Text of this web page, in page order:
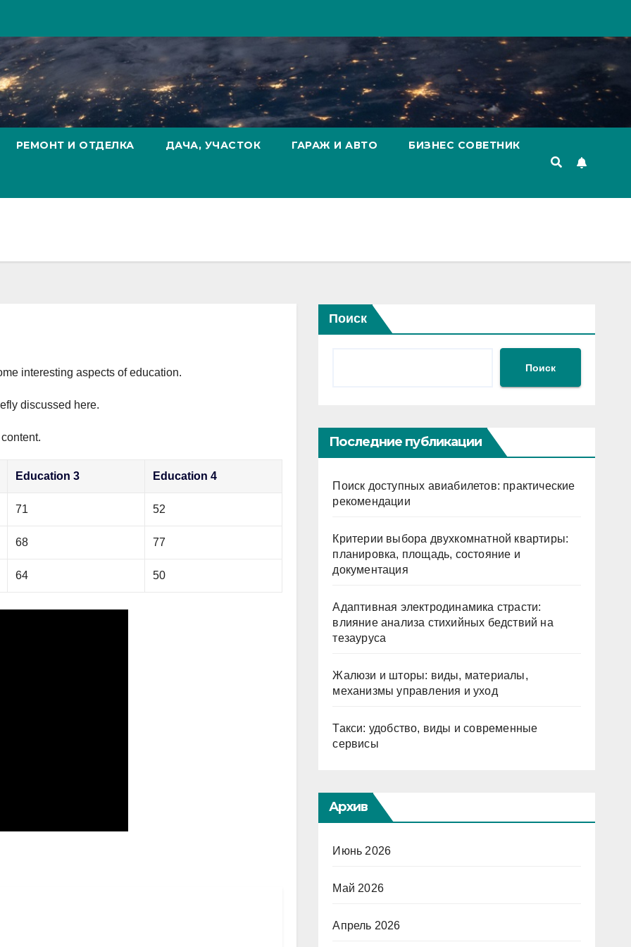
РЕМОНТ И ОТДЕЛКА ДАЧА, УЧАСТОК ГАРАЖ И АВТО БИЗНЕС СОВЕТНИК
interesting aspects of education.
discussed here.
Education 3 Education 4
71 52
68 77
64 50
Поиск
Поиск
Последние публикации
Поиск доступных авиабилетов: практические
рекомендации
Критерии выбора двухкомнатной квартиры:
планировка, площадь, состояние и
документация
Адаптивная электродинамика страсти:
влияние анализа стихийных бедствий на
тезауруса
Жалюзи и шторы: виды, материалы,
механизмы управления и уход
Такси: удобство, виды и современные
сервисы
Архив
Июнь 2026
Май 2026
Апрель 2026